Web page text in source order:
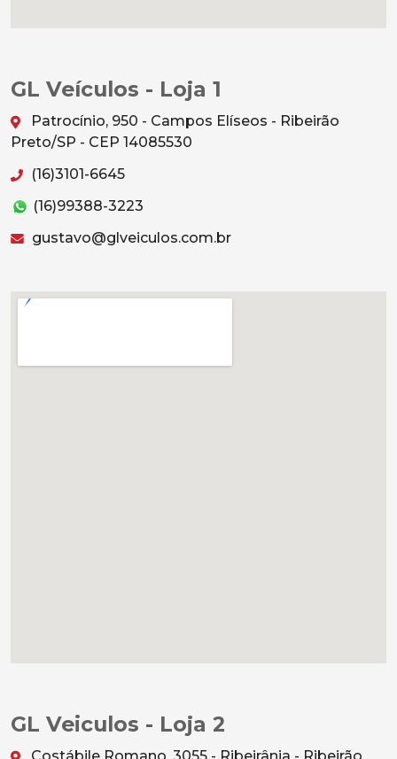
GL Veículos - Loja 1
Patrocínio, 950 - Campos Elíseos - Ribeirão
Preto/SP - CEP 14085530
(16)3101-6645
(16)99388-3223
gustavo@glveiculos.com.br
GL Veiculos - Loja 2